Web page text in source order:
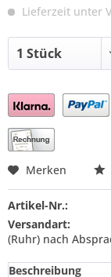
Lieferzeit unter
Preis anfragen
Merken
Artikel-Nr.:
Versandart:
(Ruhr) nach
Beschreibung